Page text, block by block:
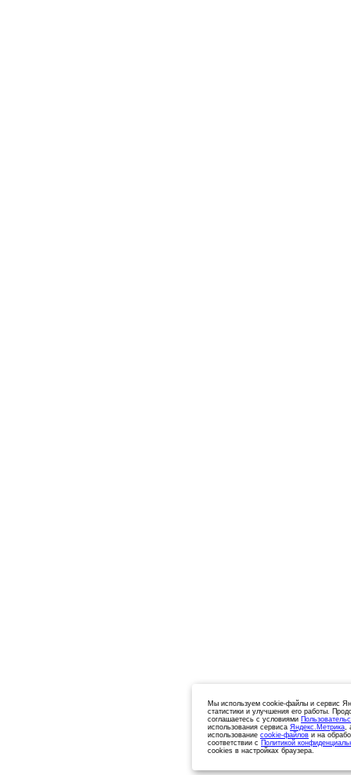
Мы используем cookie-файлы и сервис
статистики и улучшения его работы.
соглашаетесь с условиями
использования сервиса Яндекс.Метрика,
использование cookie-файлов и на
соответствии с Политикой
cookies в настройках браузера.